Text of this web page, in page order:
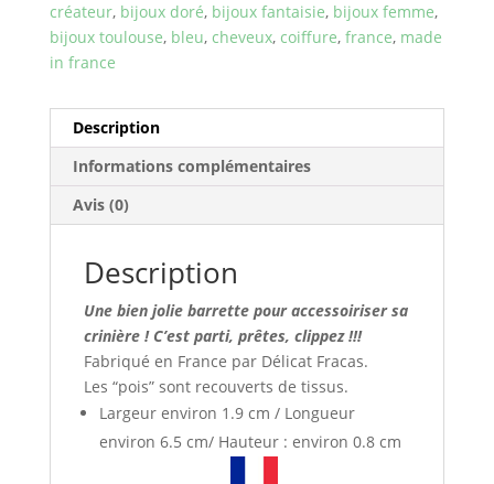
créateur, bijoux doré, bijoux fantaisie, bijoux femme,
bijoux toulouse, bleu, cheveux, coiffure, france, made
in france
Description
Informations complémentaires
Avis (0)
Description
Une bien jolie barrette pour accessoiriser sa
crinière ! C’est parti, prêtes, clippez !!!
Fabriqué en France par Délicat Fracas.
Les “pois” sont recouverts de tissus.
Largeur environ 1.9 cm / Longueur
environ 6.5 cm/ Hauteur : environ 0.8 cm